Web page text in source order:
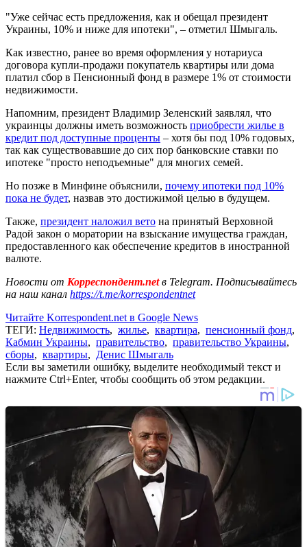
"Уже сейчас есть предложения, как и обещал президент
Украины, 10% и ниже для ипотеки", – отметил Шмыгаль.
Как известно, ранее во время оформления у нотариуса
договора купли-продажи покупатель квартиры или дома
платил сбор в Пенсионный фонд в размере 1% от стоимости
недвижимости.
Напомним, президент Владимир Зеленский заявлял, что
украинцы должны иметь возможность приобрести жилье в
кредит под доступные проценты – хотя бы под 10% годовых,
так как существовавшие до сих пор банковские ставки по
ипотеке "просто неподъемные" для многих семей.
Но позже в Минфине объяснили, почему ипотеки под 10%
пока не будет, назвав это достижимой целью в будущем.
Также, президент наложил вето на принятый Верховной
Радой закон о моратории на взыскание имущества граждан,
предоставленного как обеспечение кредитов в иностранной
валюте.
Новости от Корреспондент.netв Telegram. Подписывайтесь
на наш канал https://t.me/korrespondentnet
Читайте Korrespondent.net в Google News
ТЕГИ: Недвижимость, жилье, квартира, пенсионный фонд,
Кабмин Украины, правительство, правительство Украины,
сборы, квартиры, Денис Шмыгаль
Если вы заметили ошибку, выделите необходимый текст и
нажмите Ctrl+Enter, чтобы сообщить об этом редакции.